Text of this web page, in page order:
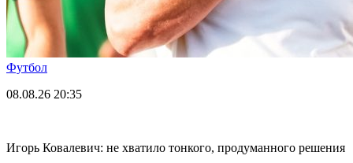
Футбол
08.08.26 20:35
Игорь Ковалевич: не хватило тонкого, продуманного решения